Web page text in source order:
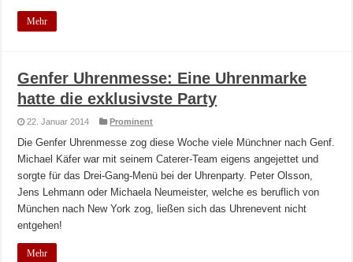
Mehr
Genfer Uhrenmesse: Eine Uhrenmarke
hatte die exklusivste Party
22. Januar 2014 Prominent
Die Genfer Uhrenmesse zog diese Woche viele Münchner nach Genf.
Michael Käfer war mit seinem Caterer-Team eigens angejettet und
sorgte für das Drei-Gang-Menü bei der Uhrenparty. Peter Olsson,
Jens Lehmann oder Michaela Neumeister, welche es beruflich von
München nach New York zog, ließen sich das Uhrenevent nicht
entgehen!
Mehr